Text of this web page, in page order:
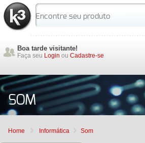
Boa tarde visitante!
Faça seu Login ou Cadastre-se
SOM
Home Informática Som